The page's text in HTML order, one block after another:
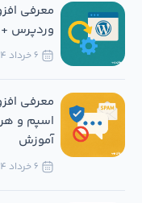
معرفی
وردپرس
معرفی
اسپم و
آموزش